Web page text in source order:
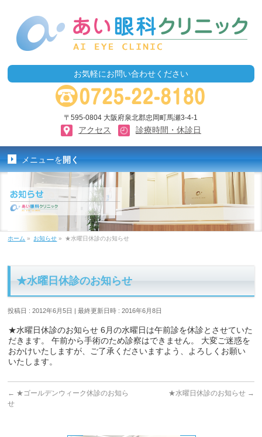
お気軽にお問い合わせください
〒595-0804 大阪府泉北郡忠岡町馬瀬3-4-1
アクセス 診療時間・休診日
メニューを開く
ホーム » お知らせ » ★水曜日休診のお知らせ
★水曜日休診のお知らせ
投稿日 : 2012年6月5日 最終更新日時 : 2016年6月8日
★水曜日休診のお知らせ 6月の水曜日は午前診を休診とさせていた
だきます。 午前から手術のため診察はできません。 大変ご迷惑を
おかけいたしますが、ご了承くださいますよう、よろしくお願い
いたします。
← ★ゴールデンウィーク休診のお知ら
せ
★水曜日休診のお知らせ →